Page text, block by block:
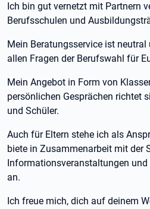
Ich bin gut vernetzt mit Partnern
Berufsschulen und
Mein Beratungsservice ist
allen Fragen der Berufswahl für
Mein Angebot in Form von
persönlichen Gesprächen richtet
und Schüler.
Auch für Eltern stehe ich als
biete in Zusammenarbeit mit der
Informationsveranstaltungen
an.
Ich freue mich, dich auf deinem